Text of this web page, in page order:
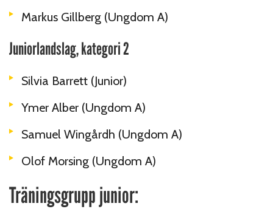
Markus Gillberg (Ungdom A)
Juniorlandslag, kategori 2
Silvia Barrett (Junior)
Ymer Alber (Ungdom A)
Samuel Wingårdh (Ungdom A)
Olof Morsing (Ungdom A)
Träningsgrupp junior: